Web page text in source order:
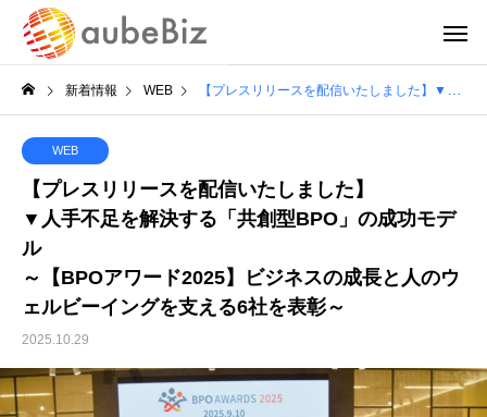
新着情報 WEB 【プレスリリースを配信いたしました】▼人手不足を解決する「共創型BPO」の成功モデル ～【BPOアワード2025】ビジネスの成長と人のウェルビーイングを支える6社を表彰～
WEB
【プレスリリースを配信いたしました】
▼人手不足を解決する「共創型BPO」の成功モデ
ル
～【BPOアワード2025】ビジネスの成長と人のウ
ェルビーイングを支える6社を表彰～
2025.10.29